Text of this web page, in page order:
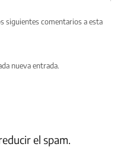
siguientes comentarios a esta
nueva entrada.
el spam.